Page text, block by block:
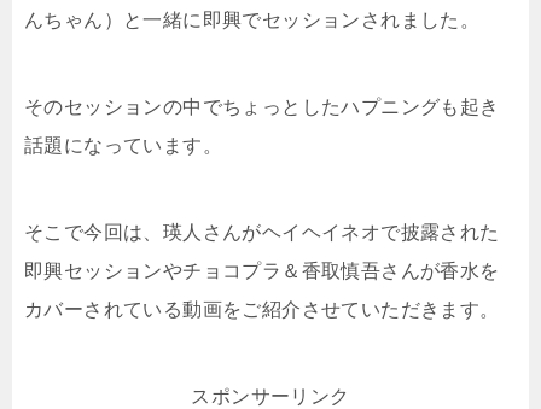
んちゃん）と一緒に即興でセッションされました。
そのセッションの中でちょっとしたハプニングも起き
話題になっています。
そこで今回は、瑛人さんがヘイヘイネオで披露された
即興セッションやチョコプラ＆香取慎吾さんが香水を
カバーされている動画をご紹介させていただきます。
スポンサーリンク